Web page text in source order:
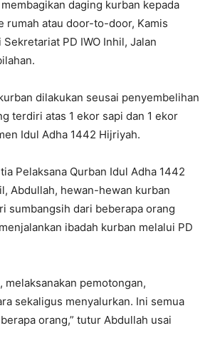
daging kurban kepada
rumah atau door-to-door, Kamis
PD IWO Inhil, Jalan
dilakukan seusai penyembelihan
terdiri atas 1 ekor sapi dan 1 ekor
Idul Adha 1442 Hijriyah.
Pelaksana Qurban Idul Adha 1442
Abdullah, hewan-hewan kurban
sumbangsih dari beberapa orang
ibadah kurban melalui PD
melaksanakan pemotongan,
sekaligus menyalurkan. Ini semua
orang,” tutur Abdullah usai